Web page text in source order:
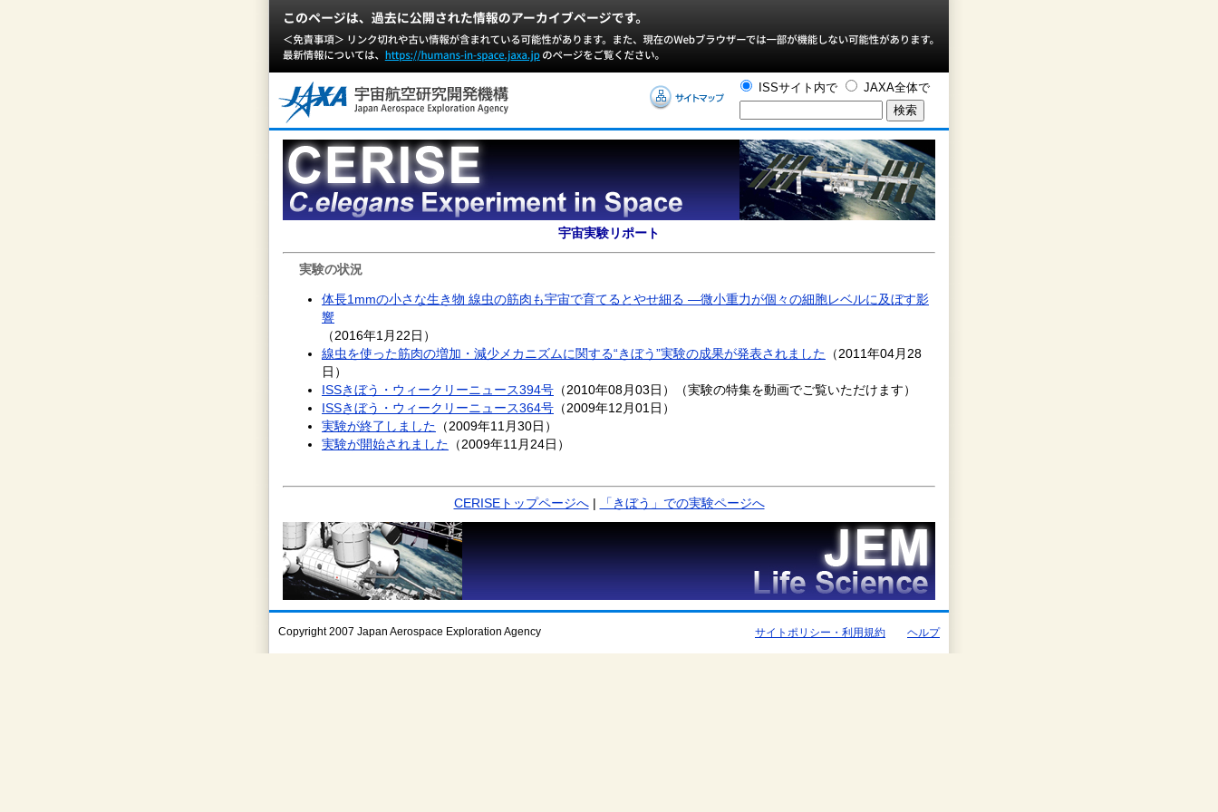
ISSサイト内で JAXA全体で
宇宙実験リポート
実験の状況
体長1mmの小さな生き物 線虫の筋肉も宇宙で育てるとやせ細る ―微小重力が個々の細胞レベルに及ぼす影
響
（2016年1月22日）
線虫を使った筋肉の増加・減少メカニズムに関する“きぼう”実験の成果が発表されました （2011年04月28
日）
ISSきぼう・ウィークリーニュース394号 （2010年08月03日）（実験の特集を動画でご覧いただけます）
ISSきぼう・ウィークリーニュース364号 （2009年12月01日）
実験が終了しました （2009年11月30日）
実験が開始されました （2009年11月24日）
CERISEトップページへ| 「きぼう」での実験ページへ
Copyright 2007 Japan Aerospace Exploration Agency サイトポリシー・利用規約 ヘルプ